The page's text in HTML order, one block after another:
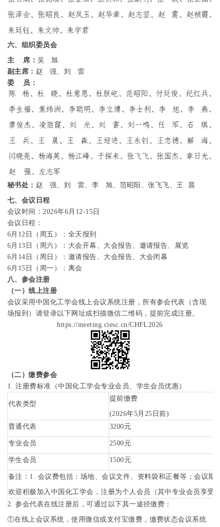
六、组织委员会
主 席：吴
旭
副主席： 赵 强、刘 雷
委
员：
秘书处： 赵 强、刘 雷、李 旭、范昭阳、张飞飞、王 晨
七、会议日程
会议时间： 2026年6 月 12-15日
会议日程：
6 月 12 日（周五）：全天报到
6 月 13 日（周六）：大会开幕、大会报告、邀请报告、展览
6 月 14 日（周日）：邀请报告、大会报告、大会闭幕
6 月 15 日（周一）：离会
八、参会注册
（一）线上注册
会议采用中国化工学会线上会议系统注册，所有参会代表（含现
场报到）请登录以下网址或扫描微信二维码，提前完成注册。
https://meeting.ciesc.cn/CHFL2026
（二）缴费参会
1.注册费标准（中国化工学会专业会员、学生会员优惠）
代表类型
提前缴费
(2026年5 月 25 日前)
普通代表
3200元
专业会员 2500元
学生会员 1500元
备注： 1. 会议费包括：场地、会议文件、资料袋和正餐等；会议期
欢迎积极加入中国化工学会，注册为个人会员（其中专业会员享受
2.参会代表在线注册后，可通过以下其一途径缴费：
①在线上会议系统，使用微信或支付宝缴费，缴费状态会议系统